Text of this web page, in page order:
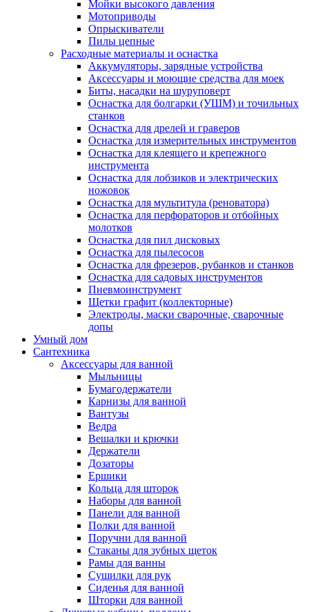
Мойки высокого давления
Мотоприводы
Опрыскиватели
Пилы цепные
Расходные материалы и оснастка
Аккумуляторы, зарядные устройства
Аксессуары и моющие средства для моек
Биты, насадки на шуруповерт
Оснастка для болгарки (УШМ) и точильных
станков
Оснастка для дрелей и граверов
Оснастка для измерительных инструментов
Оснастка для клеящего и крепежного
инструмента
Оснастка для лобзиков и электрических
ножовок
Оснастка для мультитула (реноватора)
Оснастка для перфораторов и отбойных
молотков
Оснастка для пил дисковых
Оснастка для пылесосов
Оснастка для фрезеров, рубанков и станков
Оснастка для садовых инструментов
Пневмоинструмент
Щетки графит (коллекторные)
Электроды, маски сварочные, сварочные
допы
Умный дом
Сантехника
Аксессуары для ванной
Мыльницы
Бумагодержатели
Карнизы для ванной
Вантузы
Ведра
Вешалки и крючки
Держатели
Дозаторы
Ершики
Кольца для шторок
Наборы для ванной
Панели для ванной
Полки для ванной
Поручни для ванной
Стаканы для зубных щеток
Рамы для ванны
Сушилки для рук
Сиденья для ванной
Шторки для ванной